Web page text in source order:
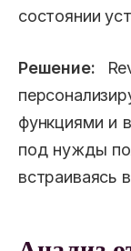
состоянии
Решение:
функциями и
под нужды
встраиваясь